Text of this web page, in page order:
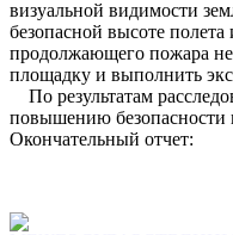
визуальной видимости
безопасной высоте
продолжающего пожара
площадку и выполнить
По результатам
повышению безопасности
Окончательный отчет: